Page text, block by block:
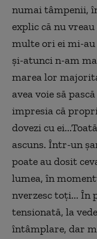
numai tâmpenii,
explic că nu
multe ori ei mi-au
și-atunci n-am
marea lor
avea voie să
impresia că
dovezi cu
ascuns. Într-un
poate au dosit
lumea, în
nverzesc toți... În
tensionată, la
întâmplare, dar